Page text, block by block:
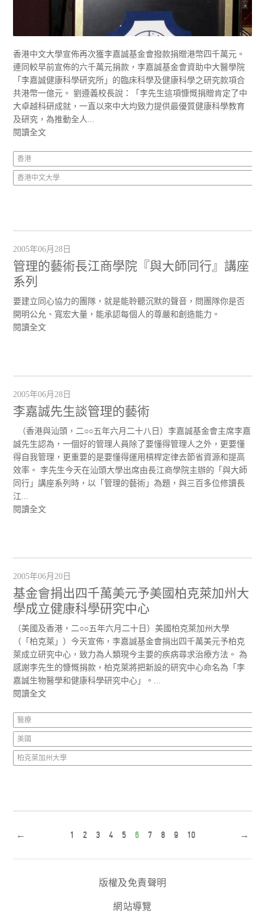
香港中文大學宣佈再次獲李嘉誠基金會撥款捐贈港幣四千萬元。
連同較早前宣佈的六千萬元捐款，李嘉誠基金會資助中大醫學院
「李嘉誠健康科學研究所」的臨床科學及健康科學之研究款項合
共港幣一億元。 劉遵義校長說：「李先生這項慷慨捐贈肯定了中
大卓越科研成就，一直以來中大均致力提供最優質健康科學教育
及研究，為推動全人...
閱讀全文
香港
香港中文大學
2005年06月28日
管理的藝術長江商學院『與大師同行』講座
系列
要建立同心協力的團隊，就是能聆聽沉默的聲音，問團隊你是否
開明公允、寬宏大量，能承認每個人的尊嚴和創造能力。
閱讀全文
2005年06月28日
李嘉誠先生談管理的藝術
（香港與汕頭，二○○五年六月二十八日）李嘉誠基金會主席李嘉
誠先生認為，一個好的管理人員除了要懂得管理人之外，更要懂
得自我管理，更重要的是要懂得運用槓桿定律去節省資源和提高
效率。 李先生今天在汕頭大學出席由長江商學院主辦的「與大師
同行」講座系列時，以「管理的藝術」為題，與三百多位修讀長
江...
閱讀全文
2005年06月20日
基金會捐出四千萬美元予美國柏克萊加州大
學成立健康科學研究中心
（美國及香港，二○○五年六月二十日）美國柏克萊加州大學
（「柏克萊」）今天宣佈，李嘉誠基金會捐出四千萬美元予柏克
萊成立研究中心，致力為人類現今主要的疾病尋求治療方法。 為
感謝李先生的慷慨捐款，柏克萊將把新設的研究中心命名為「李
嘉誠生物醫學和健康科學研究中心」。...
閱讀全文
醫療
美國
柏克萊加州大學
← 1 2 3 4 5 6 7 8 9 10 →
版權及免責聲明
網站導覽